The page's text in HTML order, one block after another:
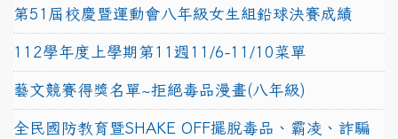
第51屆校慶暨運動會八年級女生組鉛球決賽成績
112學年度上學期第11週11/6-11/10菜單
藝文競賽得獎名單~拒絕毒品漫畫(八年級)
全民國防教育暨SHAKE OFF擺脫毒品、霸凌、詐騙